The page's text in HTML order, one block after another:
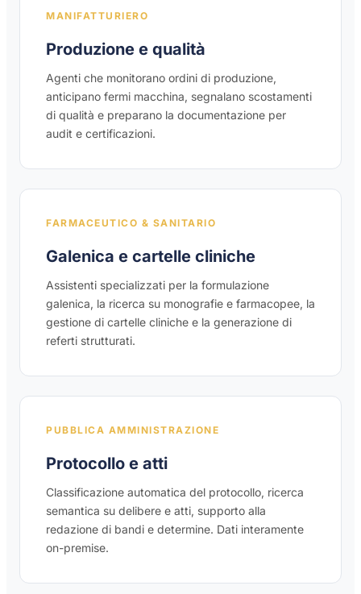
MANIFATTURIERO
Produzione e qualità
Agenti che monitorano ordini di produzione,
anticipano fermi macchina, segnalano scostamenti
di qualità e preparano la documentazione per
audit e certificazioni.
FARMACEUTICO & SANITARIO
Galenica e cartelle cliniche
Assistenti specializzati per la formulazione
galenica, la ricerca su monografie e farmacopee, la
gestione di cartelle cliniche e la generazione di
referti strutturati.
PUBBLICA AMMINISTRAZIONE
Protocollo e atti
Classificazione automatica del protocollo, ricerca
semantica su delibere e atti, supporto alla
redazione di bandi e determine. Dati interamente
on-premise.